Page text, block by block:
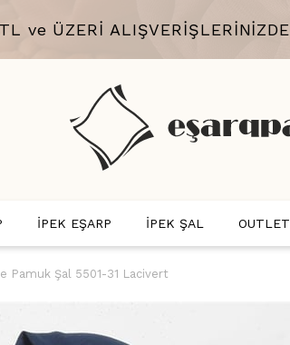
ve ÜZERİ ALIŞVERİŞLERİNİZDE
İPEK EŞARP İPEK ŞAL OUTLET
Pamuk Şal 5501-31 Lacivert